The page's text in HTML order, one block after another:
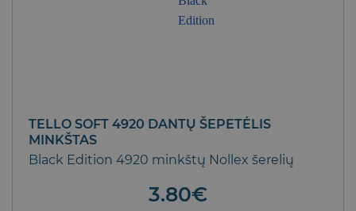
TELLO SOFT 4920 DANTŲ ŠEPETĖLIS
MINKŠTAS
Black Edition 4920 minkštų Nollex šerelių
3.80€